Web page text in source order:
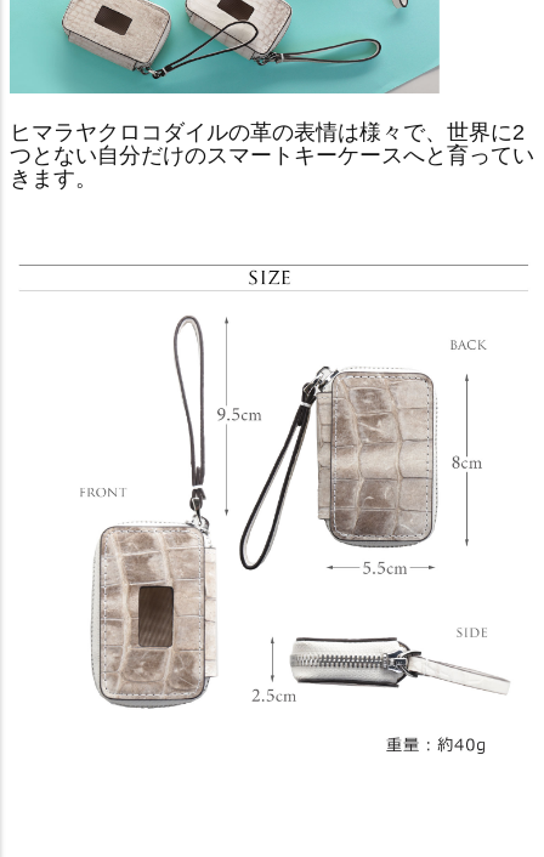
ヒマラヤクロコダイルの革の表情は様々で、世界に2
つとない自分だけのスマートキーケースへと育ってい
きます。